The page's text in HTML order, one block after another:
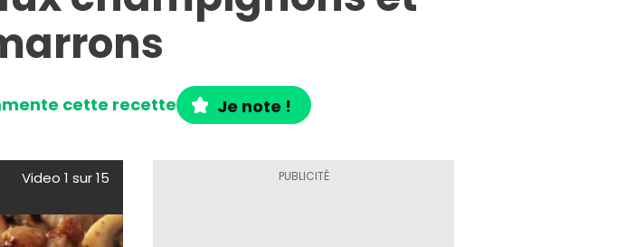
cette recette Je note !
Video 1 sur 15